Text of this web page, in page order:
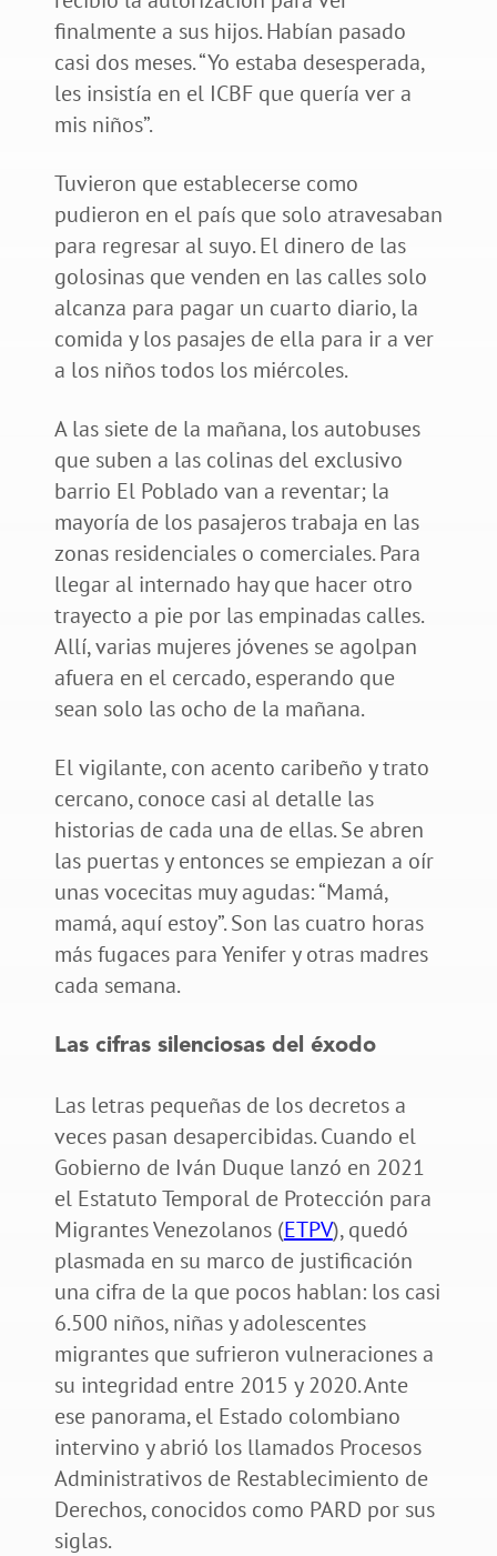
finalmente a sus hijos. Habían pasado
casi dos meses. “Yo estaba desesperada,
les insistía en el ICBF que quería ver a
mis niños”.
Tuvieron que establecerse como
pudieron en el país que solo atravesaban
para regresar al suyo. El dinero de las
golosinas que venden en las calles solo
alcanza para pagar un cuarto diario, la
comida y los pasajes de ella para ir a ver
a los niños todos los miércoles.
A las siete de la mañana, los autobuses
que suben a las colinas del exclusivo
barrio El Poblado van a reventar; la
mayoría de los pasajeros trabaja en las
zonas residenciales o comerciales. Para
llegar al internado hay que hacer otro
trayecto a pie por las empinadas calles.
Allí, varias mujeres jóvenes se agolpan
afuera en el cercado, esperando que
sean solo las ocho de la mañana.
El vigilante, con acento caribeño y trato
cercano, conoce casi al detalle las
historias de cada una de ellas. Se abren
las puertas y entonces se empiezan a oír
unas vocecitas muy agudas: “Mamá,
mamá, aquí estoy”. Son las cuatro horas
más fugaces para Yenifer y otras madres
cada semana.
Las cifras silenciosas del éxodo
Las letras pequeñas de los decretos a
veces pasan desapercibidas. Cuando el
Gobierno de Iván Duque lanzó en 2021
el Estatuto Temporal de Protección para
Migrantes Venezolanos (ETPV), quedó
plasmada en su marco de justificación
una cifra de la que pocos hablan: los casi
6.500 niños, niñas y adolescentes
migrantes que sufrieron vulneraciones a
su integridad entre 2015 y 2020. Ante
ese panorama, el Estado colombiano
intervino y abrió los llamados Procesos
Administrativos de Restablecimiento de
Derechos, conocidos como PARD por sus
siglas.